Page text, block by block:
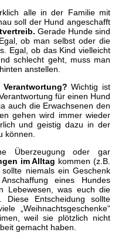
alle in der Familie mit
soll der Hund angeschafft
Gerade Hunde sind
ob man selbst oder die
Egal, ob das Kind vielleicht
schlecht geht, muss man
anstellen.
Wichtig ist
für einen Hund
auch die Erwachsenen den
gehen wird immer wieder
und geistig dazu in der
können.
Überzeugung oder gar
im Alltag kommen (z.B.
sollte niemals ein Geschenk
eines Hundes
Lebewesen, was euch die
Entscheidung sollte
„Weihnachtsgeschenke“
weil sie plötzlich nicht
gemacht haben.